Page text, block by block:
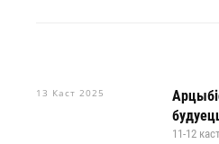
13 Каст 2025
11-12